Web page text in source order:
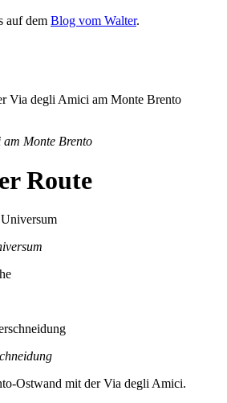
auf dem Blog vom Walter.
Monte Brento
Route